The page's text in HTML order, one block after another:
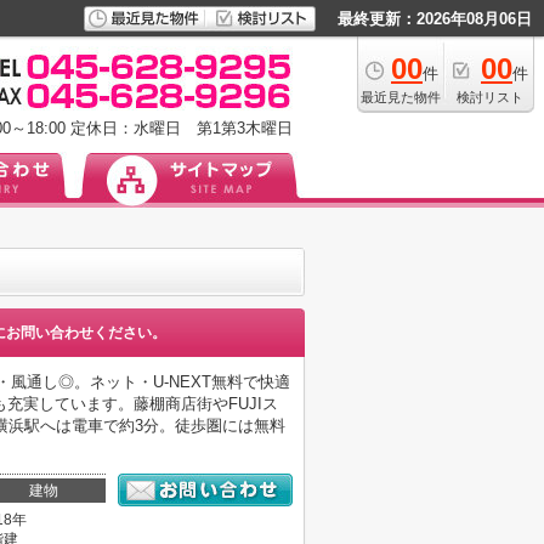
最終更新：2026年08月06日
00件
最近見た物件
00件
検討リスト
～18:00 定休日：水曜日 第1第3木曜日
問い合わせください。
風通し◎。ネット・U‑NEXT無料で快適
実しています。藤棚商店街やFUJIス
駅へは電車で約3分。徒歩圏には無料
建物
年
建